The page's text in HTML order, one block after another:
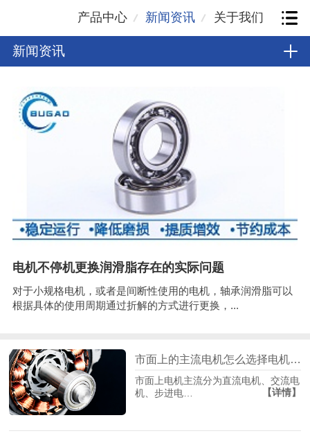
产品中心 新闻资讯 关于我们
新闻资讯
电机不停机更换润滑脂存在的实际问题
对于小规格电机，或者是间断性使用的电机，轴承润滑脂可以
根据具体的使用周期通过折解的方式进行更换，...
市面上的主流电机怎么选择电机轴承？
市面上电机主流分为直流电机、交流电
机、步进电…
【详情】